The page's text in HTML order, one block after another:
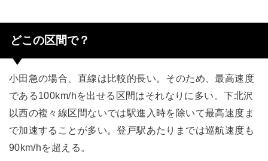
どこの区間で？
小田急の場合、直線は比較的長い。そのため、最高速度
である100km/hを出せる区間はそれなりに多い。下北沢
以西の複々線区間ないでは駅進入時を除いて最高速度ま
で加速することが多い。登戸駅あたりまでは巡航速度も
90km/hを超える。